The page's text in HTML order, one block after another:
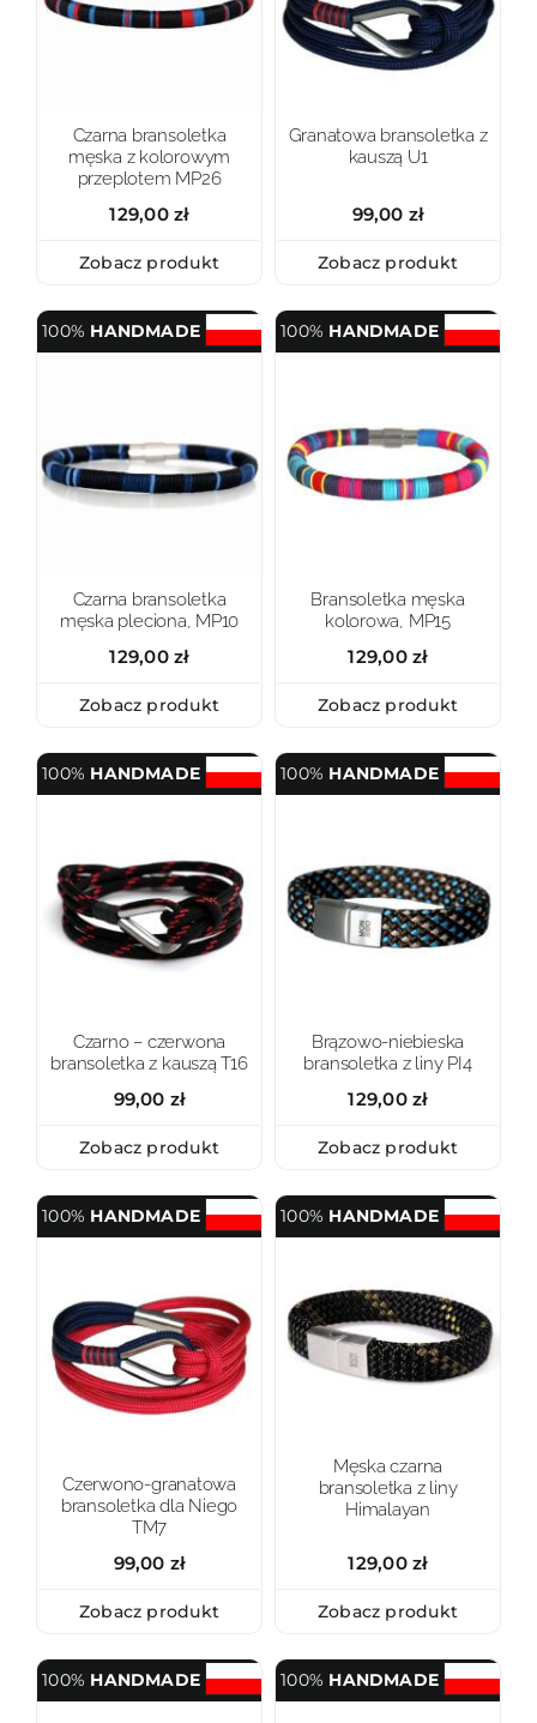
Czarna bransoletka
męska z kolorowym
przeplotem MP26
129,00zł
Zobacz produkt
Granatowa bransoletka z
kauszą U1
99,00 zł
Zobacz produkt
100% HANDMADE
Czarna bransoletka
męska pleciona, MP10
129,00zł
Zobacz produkt
100% HANDMADE
Bransoletka męska
kolorowa, MP15
129,00zł
Zobacz produkt
100% HANDMADE
Czarno – czerwona
bransoletka z kauszą T16
99,00 zł
Zobacz produkt
100% HANDMADE
Brązowo-niebieska
bransoletka z liny PI4
129,00zł
Zobacz produkt
100% HANDMADE
Czerwono-granatowa
bransoletka dla Niego
TM7
99,00 zł
Zobacz produkt
100% HANDMADE
Męska czarna
bransoletka z liny
Himalayan
129,00zł
Zobacz produkt
100% HANDMADE 100% HANDMADE